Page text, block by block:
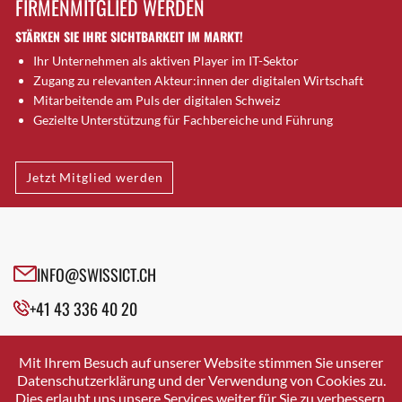
Brugg AG
Brütten
Bubendorf
Bubikon
Buchs (SG)
Bäretswil
Bülach
Cazis
Crissier
Davos Platz
Dierikon
Dietikon
FIRMENMITGLIED WERDEN
STÄRKEN SIE IHRE SICHTBARKEIT IM MARKT!
Ihr Unternehmen als aktiven Player im IT-Sektor
Zugang zu relevanten Akteur:innen der digitalen Wirtschaft
Mitarbeitende am Puls der digitalen Schweiz
Gezielte Unterstützung für Fachbereiche und Führung
Jetzt Mitglied werden
INFO@SWISSICT.CH
+41 43 336 40 20
SWISSICT
VULKANSTRASSE 120
8048 ZURICH
Mit Ihrem Besuch auf unserer Website stimmen Sie unserer
Datenschutzerklärung und der Verwendung von Cookies zu.
Dies erlaubt uns unsere Services weiter für Sie zu verbessern.